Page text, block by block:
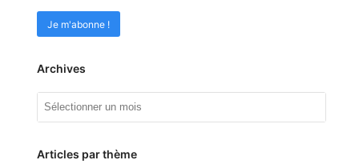
Archives
Articles par thème